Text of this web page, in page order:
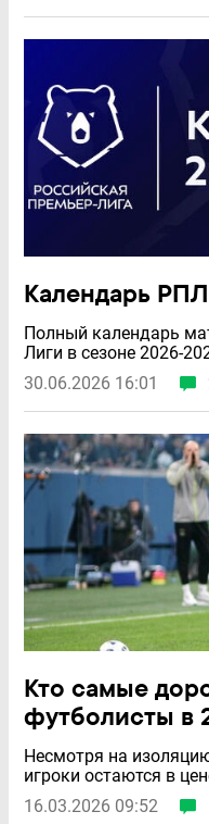
Календарь
Полный календарь
Лиги в сезоне 2026-
30.06.2026 16:01
Кто самые
футболисты в
Несмотря на
игроки остаются в
16.03.2026 09:52